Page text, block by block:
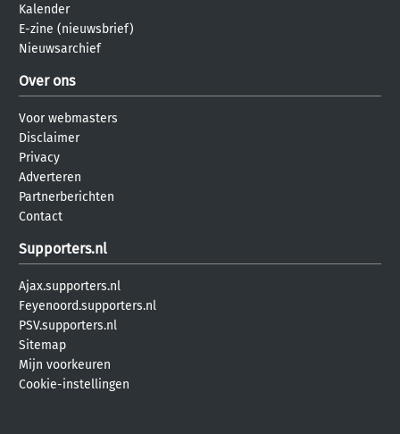
Kalender
E-zine (nieuwsbrief)
Nieuwsarchief
Over ons
Voor webmasters
Disclaimer
Privacy
Adverteren
Partnerberichten
Contact
Supporters.nl
Ajax.supporters.nl
Feyenoord.supporters.nl
PSV.supporters.nl
Sitemap
Mijn voorkeuren
Cookie-instellingen